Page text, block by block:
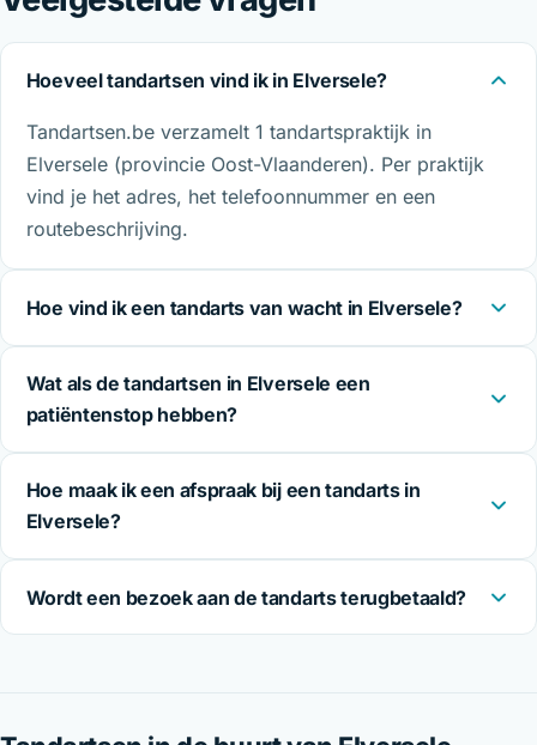
Hoeveel tandartsen vind ik in Elversele?
Tandartsen.be verzamelt 1 tandartspraktijk in
Elversele (provincie Oost-Vlaanderen). Per praktijk
vind je het adres, het telefoonnummer en een
routebeschrijving.
Hoe vind ik een tandarts van wacht in Elversele?
Wat als de tandartsen in Elversele een
patiëntenstop hebben?
Hoe maak ik een afspraak bij een tandarts in
Elversele?
Wordt een bezoek aan de tandarts terugbetaald?